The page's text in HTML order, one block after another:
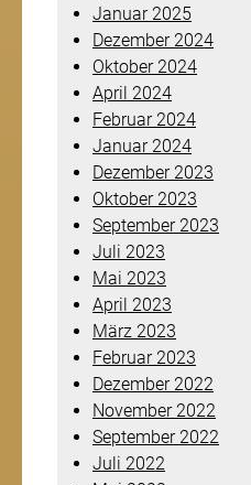
Januar 2025
Dezember 2024
Oktober 2024
April 2024
Februar 2024
Januar 2024
Dezember 2023
Oktober 2023
September 2023
Juli 2023
Mai 2023
April 2023
März 2023
Februar 2023
Dezember 2022
November 2022
September 2022
Juli 2022